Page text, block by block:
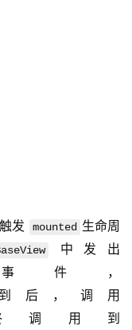
发 mounted 生命周